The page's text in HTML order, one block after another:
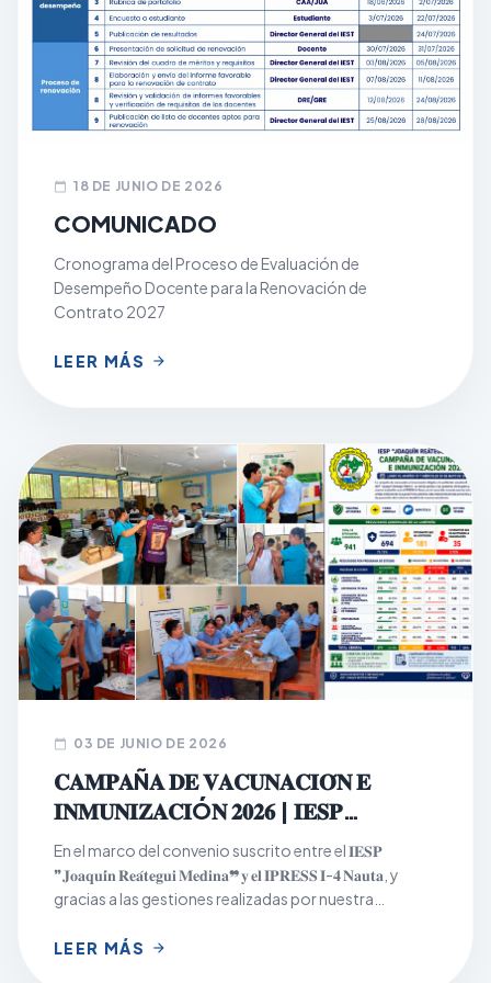
calendar_today 18 DE JUNIO DE 2026
COMUNICADO
Cronograma del Proceso de Evaluación de
Desempeño Docente para la Renovación de
Contrato 2027
LEER MÁS arrow_forward
calendar_today 03 DE JUNIO DE 2026
𝐂𝐀𝐌𝐏𝐀Ñ𝐀 𝐃𝐄 𝐕𝐀𝐂𝐔𝐍𝐀𝐂𝐈𝐎́𝐍 𝐄
𝐈𝐍𝐌𝐔𝐍𝐈𝐙𝐀𝐂𝐈Ó𝐍 𝟐𝟎𝟐𝟔 | 𝐈𝐄𝐒𝐏
𝐉𝐎𝐀𝐐𝐔𝐈́𝐍 𝐑𝐄𝐀́𝐓𝐄𝐆𝐔𝐈 𝐌𝐄𝐃𝐈𝐍𝐀
En el marco del convenio suscrito entre el 𝐈𝐄𝐒𝐏
❞𝐉𝐨𝐚𝐪𝐮𝐢́𝐧 𝐑𝐞𝐚́𝐭𝐞𝐠𝐮𝐢 𝐌𝐞𝐝𝐢𝐧𝐚❞ 𝐲 𝐞𝐥 𝐈𝐏𝐑𝐄𝐒𝐒 𝐈-𝟒 𝐍𝐚𝐮𝐭𝐚, y
gracias a las gestiones realizadas por nuestra
Vacunación e Inmunización 2026, dirigida a la
LEER MÁS arrow_forward